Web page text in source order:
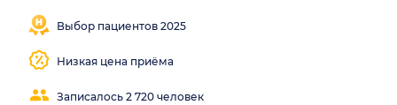
Выбор пациентов 2025
Низкая цена приёма
Записалось 2 720 человек
объяснения